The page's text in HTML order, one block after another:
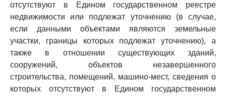
отсутствуют в Едином государственном реестре
недвижимости или подлежат уточнению (в случае,
если данными объектами являются земельные
участки, границы которых подлежат уточнению), а
также в отношении существующих зданий,
сооружений, объектов незавершенного
строительства, помещений, машино-мест, сведения о
которых отсутствуют в Едином государственном